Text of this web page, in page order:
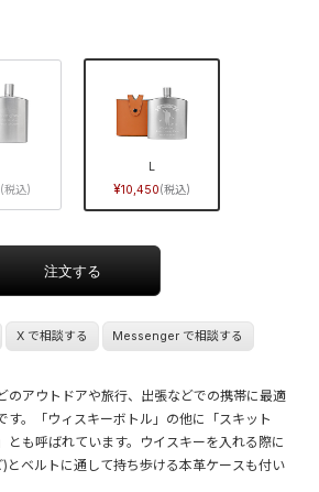
L
10,450
X で相談する Messenger で相談する
のアウトドアや旅行、出張などでの携帯に最適
す。「ウィスキーボトル」の他に「スキット
とも呼ばれています。ウイスキーを入れる際に
とベルトに通して持ち歩ける本革ケースも付い